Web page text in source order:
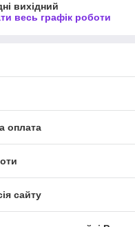
вихідний
весь графік роботи
оплата
сайту